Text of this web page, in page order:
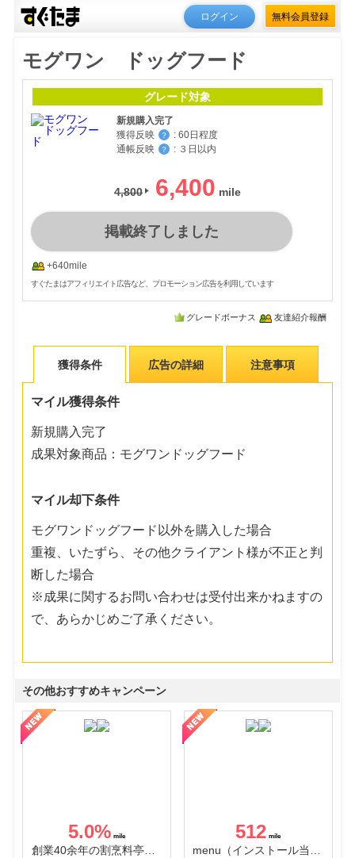
ログイン 無料会員登録
モグワン ドッグフード
グレード対象
新規購入完了
獲得反映
？ : 60日程度
通帳反映
？ : ３日以内
4,800 6,400
掲載終了しました
+640mile
すぐたまはアフィリエイト広告など、プロモーション広告を利用しています
グレードボーナス 友達紹介報酬
獲得条件 広告の詳細 注意事項
マイル獲得条件
新規購入完了
成果対象商品：モグワンドッグフード
マイル却下条件
モグワンドッグフード以外を購入した場合
重複、いたずら、その他クライアント様が不正と判
断した場合
※成果に関するお問い合わせは受付出来かねますの
で、あらかじめご了承ください。
その他おすすめキャンペーン
5.0%
創業40余年の割烹料亭千賀監修【おせちの千賀屋】おもてなし参道本店
512
menu（インストール当日に指定のクーポンコード経由で1,500円（税込）以上の初回注文完了）（Android）